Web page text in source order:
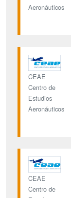
Aeronáuticos
CEAE
Centro de
Estudios
Aeronáuticos
CEAE
Centro de